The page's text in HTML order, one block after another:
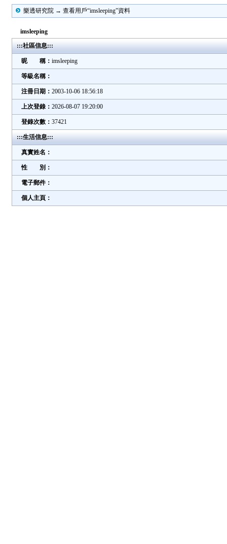
樂透研究院 → 查看用戶“imsleeping”資料
imsleeping
:::社區信息:::
昵 稱： imsleeping
等級名稱：
注冊日期： 2003-10-06 18:56:18
上次登錄： 2026-08-07 19:20:00
登錄次數： 37421
:::生活信息:::
真實姓名：
性 別：
電子郵件：
個人主頁：